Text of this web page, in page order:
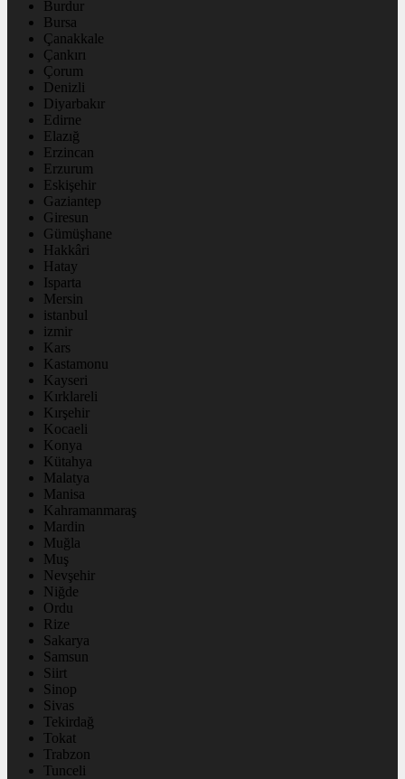
Burdur
Bursa
Çanakkale
Çankırı
Çorum
Denizli
Diyarbakır
Edirne
Elazığ
Erzincan
Erzurum
Eskişehir
Gaziantep
Giresun
Gümüşhane
Hakkâri
Hatay
Isparta
Mersin
istanbul
izmir
Kars
Kastamonu
Kayseri
Kırklareli
Kırşehir
Kocaeli
Konya
Kütahya
Malatya
Manisa
Kahramanmaraş
Mardin
Muğla
Muş
Nevşehir
Niğde
Ordu
Rize
Sakarya
Samsun
Siirt
Sinop
Sivas
Tekirdağ
Tokat
Trabzon
Tunceli